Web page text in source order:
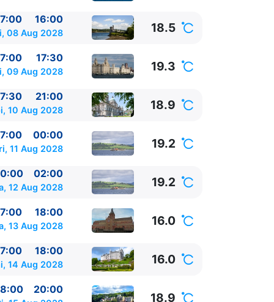
16:00
08 Aug 2028 18.5
17:30
09 Aug 2028 19.3
21:00
10 Aug 2028 18.9
00:00
11 Aug 2028 19.2
02:00
12 Aug 2028 19.2
18:00
13 Aug 2028 16.0
18:00
14 Aug 2028 16.0
20:00
18.9